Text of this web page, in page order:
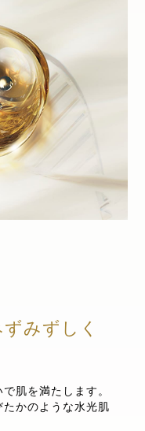
みずしく
肌を満たします。
たかのような水光肌